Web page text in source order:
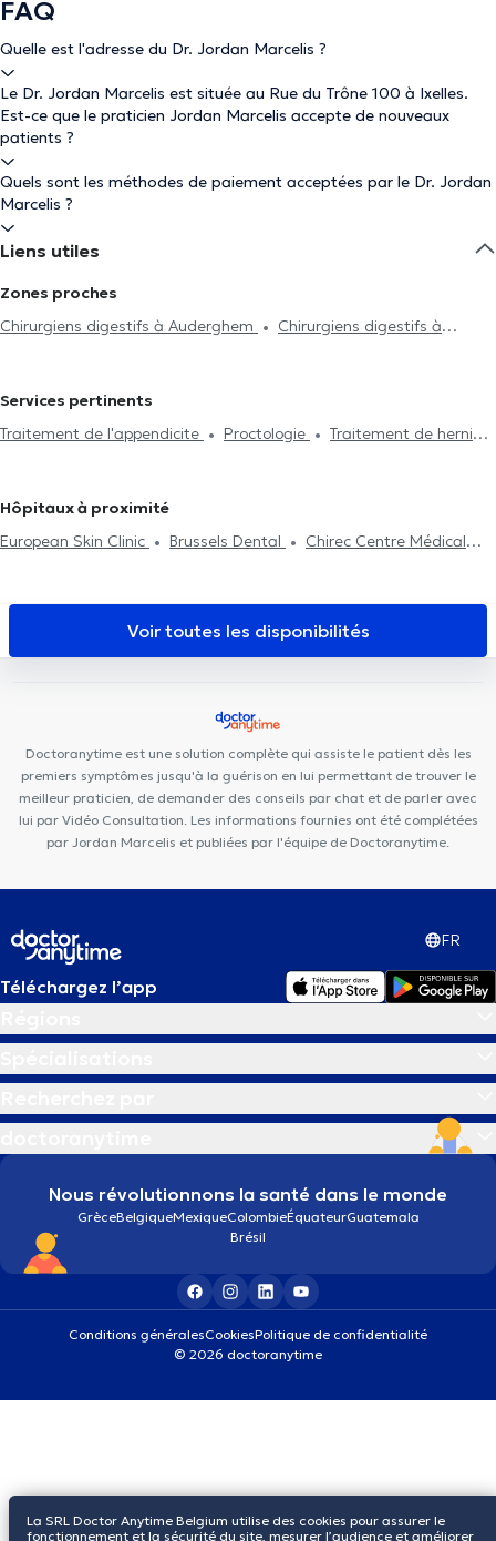
FAQ
Quelle est l'adresse du Dr. Jordan Marcelis ?
Le Dr. Jordan Marcelis est située au Rue du Trône 100 à Ixelles.
Est-ce que le praticien Jordan Marcelis accepte de nouveaux
patients ?
Quels sont les méthodes de paiement acceptées par le Dr. Jordan
Marcelis ?
Liens utiles
Zones proches
Chirurgiens digestifs à Auderghem
Chirurgiens digestifs à
Chirurgiens digestifs à Forest
Sainte-Agathe
Chirurgiens digestifs à Rhode-Saint-Genèse
Chirurgiens digestifs à Braine-L'Alleud
Services pertinents
Traitement de l'appendicite
Proctologie
Traitement de hernies
Hôpitaux à proximité
European Skin Clinic
Brussels Dental
Chirec Centre Médical
Medical Center Ixelles
Brussels Skin Center - Quartier Européen
Stay Strong Ixelles
Kio Medical Center Belliard
Mazi Medical
Basic-Fit Etterbeek
Voir toutes les disponibilités
Doctoranytime est une solution complète qui assiste le patient dès les
premiers symptômes jusqu'à la guérison en lui permettant de trouver le
meilleur praticien, de demander des conseils par chat et de parler avec
lui par Vidéo Consultation. Les informations fournies ont été complétées
par Jordan Marcelis et publiées par l'équipe de Doctoranytime.
FR
Téléchargez l’app
Nous révolutionnons la santé dans le monde
GrèceBelgiqueMexiqueColombieÉquateurGuatemala
Brésil
Conditions généralesCookiesPolitique de confidentialité
© 2026 doctoranytime
La SRL Doctor Anytime Belgium utilise des cookies pour assurer le
fonctionnement et la sécurité du site, mesurer l’audience et améliorer